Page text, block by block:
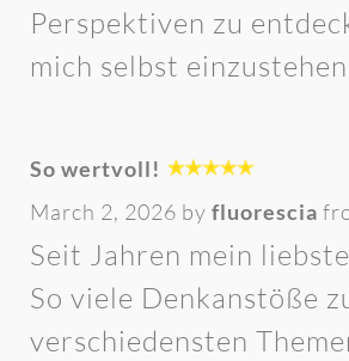
Perspektiven zu
mich selbst
So wertvoll!
March 2, 2026 by fluorescia
Seit Jahren mein
So viele Denkanstöße
verschiedensten